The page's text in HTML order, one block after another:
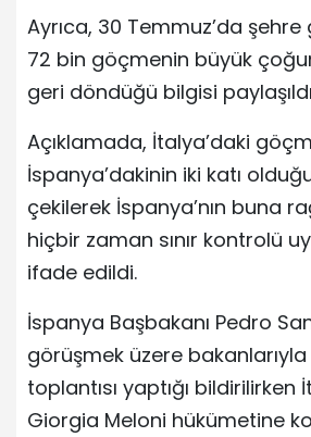
Ayrıca, 30 Temmuz’da şehre
72 bin göçmenin büyük
geri döndüğü bilgisi
Açıklamada, İtalya’daki
İspanya’dakinin iki katı
çekilerek İspanya’nın buna
hiçbir zaman sınır kontrolü
ifade edildi.
İspanya Başbakanı Pedro
görüşmek üzere
toplantısı yaptığı bildirilirken
Giorgia Meloni hükümetine